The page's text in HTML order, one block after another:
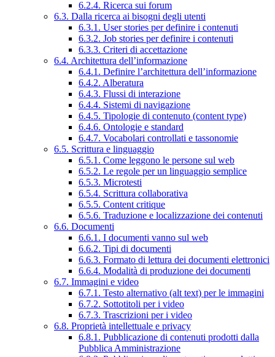
6.2.4. Ricerca sui forum
6.3. Dalla ricerca ai bisogni degli utenti
6.3.1. User stories per definire i contenuti
6.3.2. Job stories per definire i contenuti
6.3.3. Criteri di accettazione
6.4. Architettura dell’informazione
6.4.1. Definire l’architettura dell’informazione
6.4.2. Alberatura
6.4.3. Flussi di interazione
6.4.4. Sistemi di navigazione
6.4.5. Tipologie di contenuto (content type)
6.4.6. Ontologie e standard
6.4.7. Vocabolari controllati e tassonomie
6.5. Scrittura e linguaggio
6.5.1. Come leggono le persone sul web
6.5.2. Le regole per un linguaggio semplice
6.5.3. Microtesti
6.5.4. Scrittura collaborativa
6.5.5. Content critique
6.5.6. Traduzione e localizzazione dei contenuti
6.6. Documenti
6.6.1. I documenti vanno sul web
6.6.2. Tipi di documenti
6.6.3. Formato di lettura dei documenti elettronici
6.6.4. Modalità di produzione dei documenti
6.7. Immagini e video
6.7.1. Testo alternativo (alt text) per le immagini
6.7.2. Sottotitoli per i video
6.7.3. Trascrizioni per i video
6.8. Proprietà intellettuale e privacy
6.8.1. Pubblicazione di contenuti prodotti dalla
Pubblica Amministrazione